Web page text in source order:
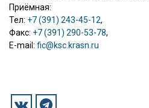
Приёмная:
Тел: +7 (391) 243-45-12,
Факс: +7 (391) 290-53-78,
E-mail: fic@ksc.krasn.ru